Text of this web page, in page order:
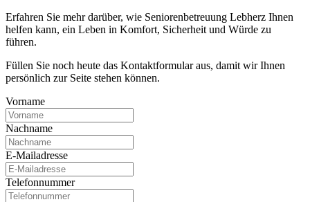
Erfahren Sie mehr darüber, wie Seniorenbetreuung Lebherz Ihnen
helfen kann, ein Leben in Komfort, Sicherheit und Würde zu
führen.
Füllen Sie noch heute das Kontaktformular aus, damit wir Ihnen
persönlich zur Seite stehen können.
Vorname
Nachname
E-Mailadresse
Telefonnummer